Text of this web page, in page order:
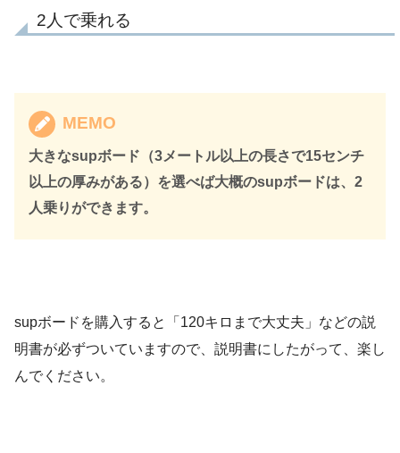
2人で乗れる
MEMO
大きなsupボード（3メートル以上の長さで15センチ
以上の厚みがある）を選べば大概のsupボードは、2
人乗りができます。
supボードを購入すると「120キロまで大丈夫」などの説
明書が必ずついていますので、説明書にしたがって、楽し
んでください。